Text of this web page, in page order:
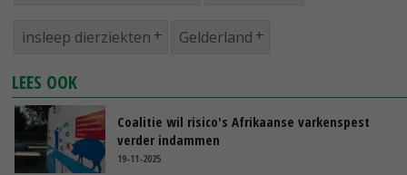
insleep dierziekten Gelderland
LEES OOK
Coalitie wil risico's Afrikaanse varkenspest
verder indammen
19-11-2025